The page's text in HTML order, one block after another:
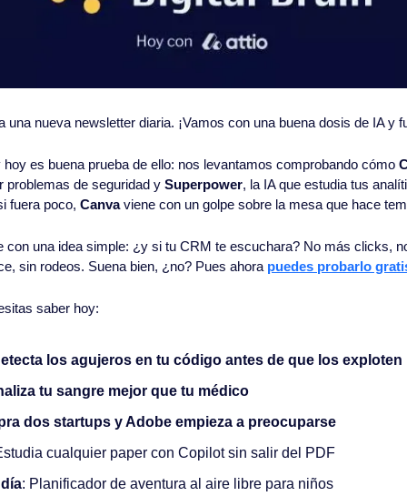
una nueva newsletter diaria. ¡Vamos con una buena dosis de IA y
es buena prueba de ello: nos levantamos comprobando cómo
problemas de seguridad y Superpower, la IA que estudia tus
fuera poco, Canva viene con un golpe sobre la mesa que hace
con una idea simple: ¿y si tu CRM te escuchara? No más clicks,
sin rodeos. Suena bien, ¿no? Pues ahora puedes probarlo
saber hoy:
los agujeros en tu código antes de que los exploten
tu sangre mejor que tu médico
dos startups y Adobe empieza a preocuparse
cualquier paper con Copilot sin salir del PDF
: Planificador de aventura al aire libre para niños